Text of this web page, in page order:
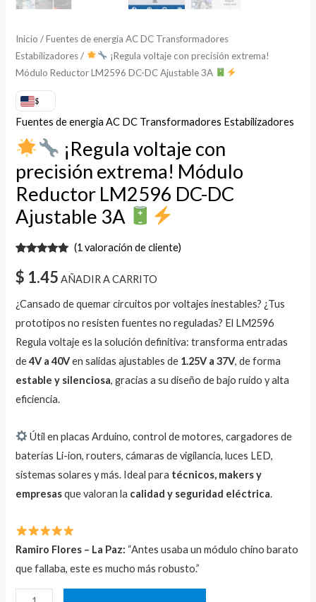
Inicio /Fuentes de energia AC DC Transformadores
Estabilizadores/
¡Regula voltaje con precisión extrema!
Módulo Reductor LM2596 DC-DC Ajustable 3A
$
Fuentes de energia AC DC Transformadores Estabilizadores
¡Regula voltaje con
precisión extrema! Módulo
Reductor LM2596 DC-DC
Ajustable 3A
con 5.00de
5 en base
de un
cliente
(1valoración de cliente)
$ 1.45 AÑADIR A CARRITO
¿Cansado de quemar circuitos por voltajes inestables? ¿Tus
prototipos no resisten fuentes no reguladas? El LM2596
Regula voltaje es la solución definitiva: transforma entradas
de4V a 40Ven salidas ajustables de 1.25V a 37V, de forma
estable y silenciosa, gracias a su diseño de bajo ruido y alta
eficiencia.
Útil en placas Arduino, control de motores, cargadores de
baterías Li-ion, routers, cámaras de vigilancia, luces LED,
sistemas solares y más. Ideal para técnicos, makers y
empresasque valoran la calidad y seguridad eléctrica.
Ramiro Flores – La Paz: “Antes usaba un módulo chino barato
que fallaba, este es mucho más robusto.”